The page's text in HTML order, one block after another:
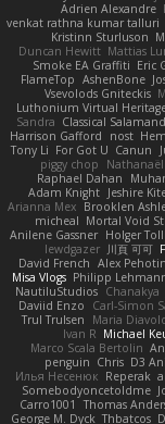
Adrien Alexandre
venkat rathna kumar talluri
Kristinn Sturluson
Duncan Hewitt Mattias
Smoke EA Graffiti Eric
FlameTop AshenBone
Vsevolods Gniteckis
Luthonium Virtual
Sandra Classical
Harrison Gafford
nost
Tony Li For Got U Canun
piggy chop
Nathanaël
Raphael Dahan
Adam Knight Jeshire
Arianna Mex Brooklen
micheal Mortal Void
Anilene Gassner Holger
lewdgazer 川頁 可可
David French Alex Pehotin
Misa Vlogs Philipp
NautiluStudios Chanakya
Daviid Enzo
Carl-Simon
Trul Trulsen
Maria
Ivan R Michael
Marco Scala Bertolin
penguin Chris D3
Илья Несенюк Reperak
Somebodyoncetoldme
Carro1001
Thomas
George M. Dyck Thbatcos